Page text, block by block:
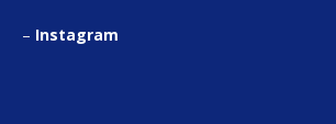
– Instagram